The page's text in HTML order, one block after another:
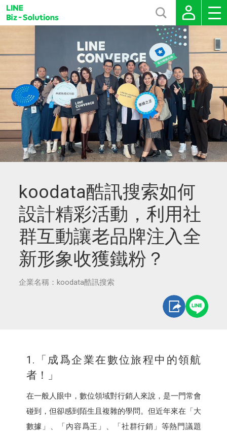
koodata酷訊搜索如何
設計精彩活動，利用社
群互動讓老品牌注入全
新形象收獲鐵粉？
企業名稱：koodata酷訊搜索
1.「成爲企業在數位旅程中的領航
者！」
在一般人眼中，數位領域對行銷人來說，是一門常會
碰到，但卻感到陌生且複雜的學問。但近年來在「大
數據」、「內容爲王」、「社群行銷」等熱門議題